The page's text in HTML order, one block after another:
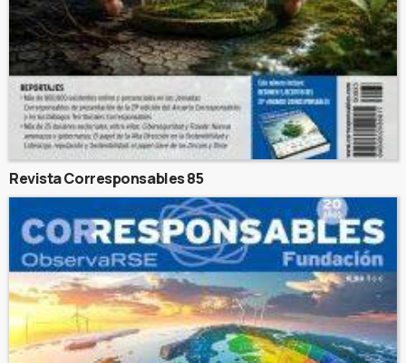
Revista Corresponsables 85